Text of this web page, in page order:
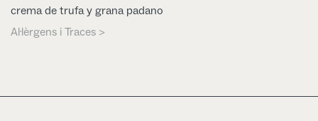
crema de trufa y grana padano
Al·lèrgens i Traces >